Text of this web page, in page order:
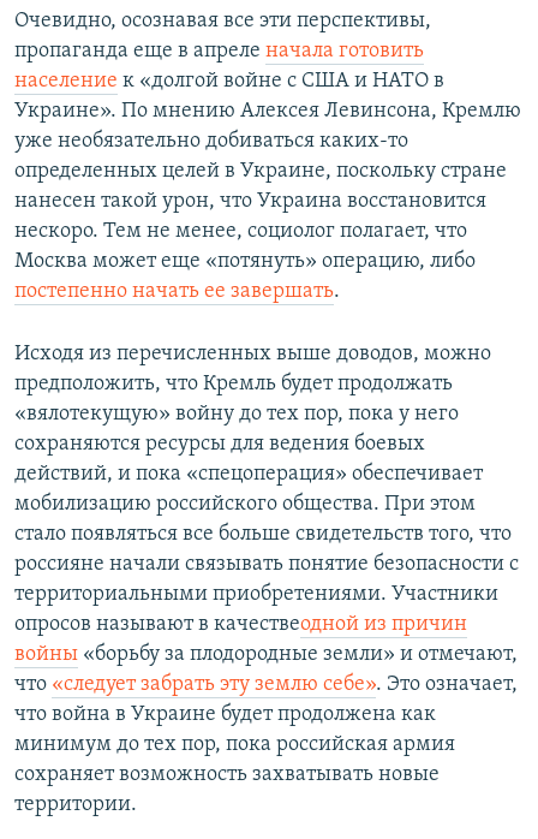
Очевидно, осознавая все эти перспективы,
пропаганда еще в апреле начала готовить
население к «долгой войне с США и НАТО в
Украине». По мнению Алексея Левинсона, Кремлю
уже необязательно добиваться каких-то
определенных целей в Украине, поскольку стране
нанесен такой урон, что Украина восстановится
нескоро. Тем не менее, социолог полагает, что
Москва может еще «потянуть» операцию, либо
постепенно начать ее завершать.
Исходя из перечисленных выше доводов, можно
предположить, что Кремль будет продолжать
«вялотекущую» войну до тех пор, пока у него
сохраняются ресурсы для ведения боевых
действий, и пока «спецоперация» обеспечивает
мобилизацию российского общества. При этом
стало появляться все больше свидетельств того, что
россияне начали связывать понятие безопасности с
территориальными приобретениями. Участники
опросов называют в качествеодной из причин
войны «борьбу за плодородные земли» и отмечают,
что «следует забрать эту землю себе». Это означает,
что война в Украине будет продолжена как
минимум до тех пор, пока российская армия
сохраняет возможность захватывать новые
территории.